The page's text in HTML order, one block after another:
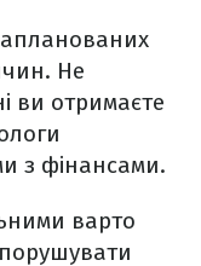
Не
ви отримаєте
з фінансами.
варто